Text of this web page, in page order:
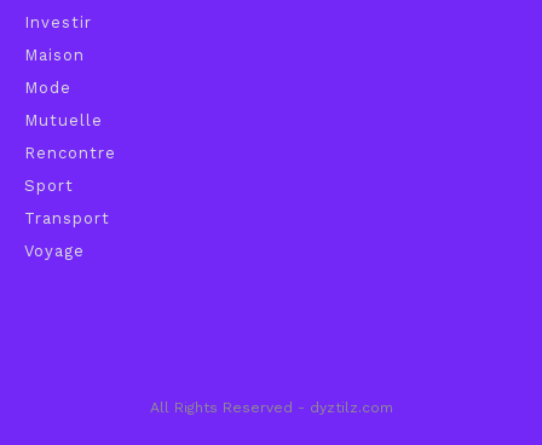
Investir
Maison
Mode
Mutuelle
Rencontre
Sport
Transport
Voyage
All Rights Reserved - dyztilz.com